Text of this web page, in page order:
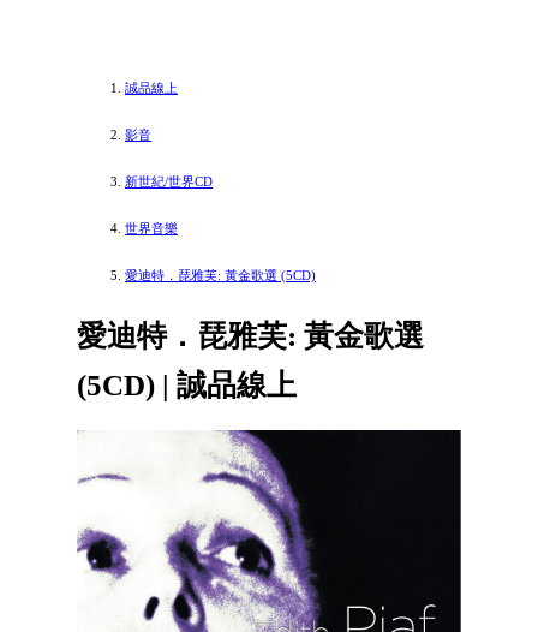
誠品線上
影音
新世紀/世界CD
世界音樂
愛迪特．琵雅芙: 黃金歌選 (5CD)
愛迪特．琵雅芙: 黃金歌選
(5CD) | 誠品線上